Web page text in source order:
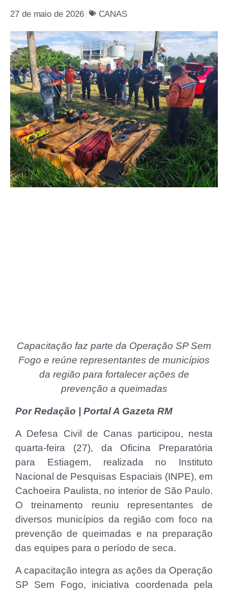
27 de maio de 2026 CANAS
Capacitação faz parte da Operação SP Sem
Fogo e reúne representantes de municípios
da região para fortalecer ações de
prevenção a queimadas
Por Redação | Portal A Gazeta RM
A Defesa Civil de Canas participou, nesta
quarta-feira (27), da Oficina Preparatória
para Estiagem, realizada no Instituto
Nacional de Pesquisas Espaciais (INPE), em
Cachoeira Paulista, no interior de São Paulo.
O treinamento reuniu representantes de
diversos municípios da região com foco na
prevenção de queimadas e na preparação
das equipes para o período de seca.
A capacitação integra as ações da Operação
SP Sem Fogo, iniciativa coordenada pela